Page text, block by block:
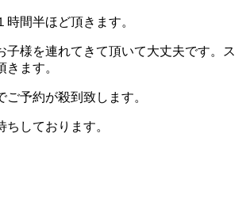
間半ほど頂きます。
子様を連れてきて頂いて大丈夫です。ス
ます。
ご予約が殺到致します。
しております。